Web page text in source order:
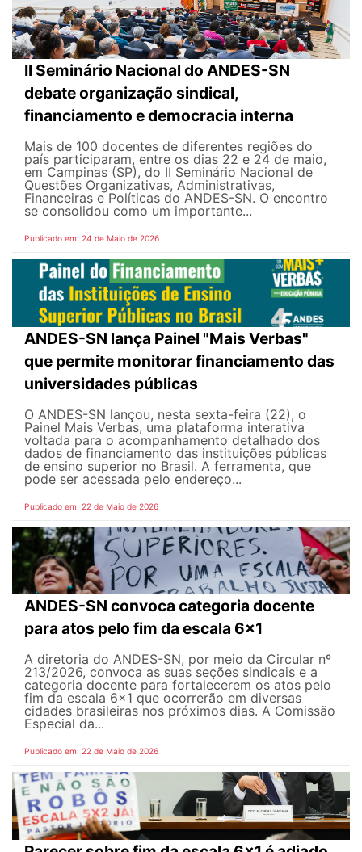
II Seminário Nacional do ANDES-SN
debate organização sindical,
financiamento e democracia interna
Mais de 100 docentes de diferentes regiões do
país participaram, entre os dias 22 e 24 de maio,
em Campinas (SP), do II Seminário Nacional de
Questões Organizativas, Administrativas,
Financeiras e Políticas do ANDES-SN. O encontro
se consolidou como um importante...
Publicado em: 24 de Maio de 2026
ANDES-SN lança Painel "Mais Verbas"
que permite monitorar financiamento das
universidades públicas
O ANDES-SN lançou, nesta sexta-feira (22), o
Painel Mais Verbas, uma plataforma interativa
voltada para o acompanhamento detalhado dos
dados de financiamento das instituições públicas
de ensino superior no Brasil. A ferramenta, que
pode ser acessada pelo endereço...
Publicado em: 22 de Maio de 2026
ANDES-SN convoca categoria docente
para atos pelo fim da escala 6x1
A diretoria do ANDES-SN, por meio da Circular nº
213/2026, convoca as suas seções sindicais e a
categoria docente para fortalecerem os atos pelo
fim da escala 6x1 que ocorrerão em diversas
cidades brasileiras nos próximos dias. A Comissão
Especial da...
Publicado em: 22 de Maio de 2026